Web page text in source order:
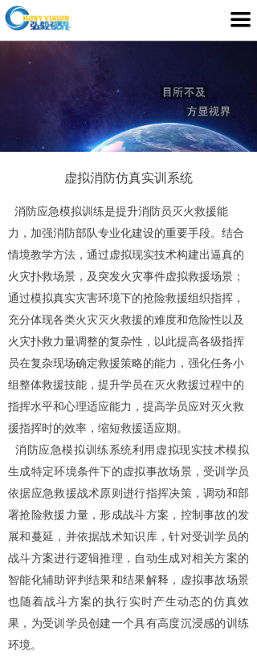
끀
首页
关于我们
虚拟消防仿真实训系统
消防应急模拟训练是提升消防员灭火救援能
力，加强消防部队专业化建设的重要手段。结合
情境教学方法，通过虚拟现实技术构建出逼真的
火灾扑救场景，及突发火灾事件虚拟救援场景；
通过模拟真实灾害环境下的抢险救援组织指挥，
充分体现各类火灾灭火救援的难度和危险性以及
火灾扑救力量调整的复杂性，以此提高各级指挥
员在复杂现场确定救援策略的能力，强化任务小
组整体救援技能，提升学员在灭火救援过程中的
指挥水平和心理适应能力，提高学员应对灭火救
援指挥时的效率，缩短救援适应期。
消防应急模拟训练系统利用虚拟现实技术模拟
生成特定环境条件下的虚拟事故场景，受训学员
依据应急救援战术原则进行指挥决策，调动和部
署抢险救援力量，形成战斗方案，控制事故的发
展和蔓延，并依据战术知识库，针对受训学员的
战斗方案进行逻辑推理，自动生成对相关方案的
智能化辅助评判结果和结果解释，虚拟事故场景
也随着战斗方案的执行实时产生动态的仿真效
果，为受训学员创建一个具有高度沉浸感的训练
环境。